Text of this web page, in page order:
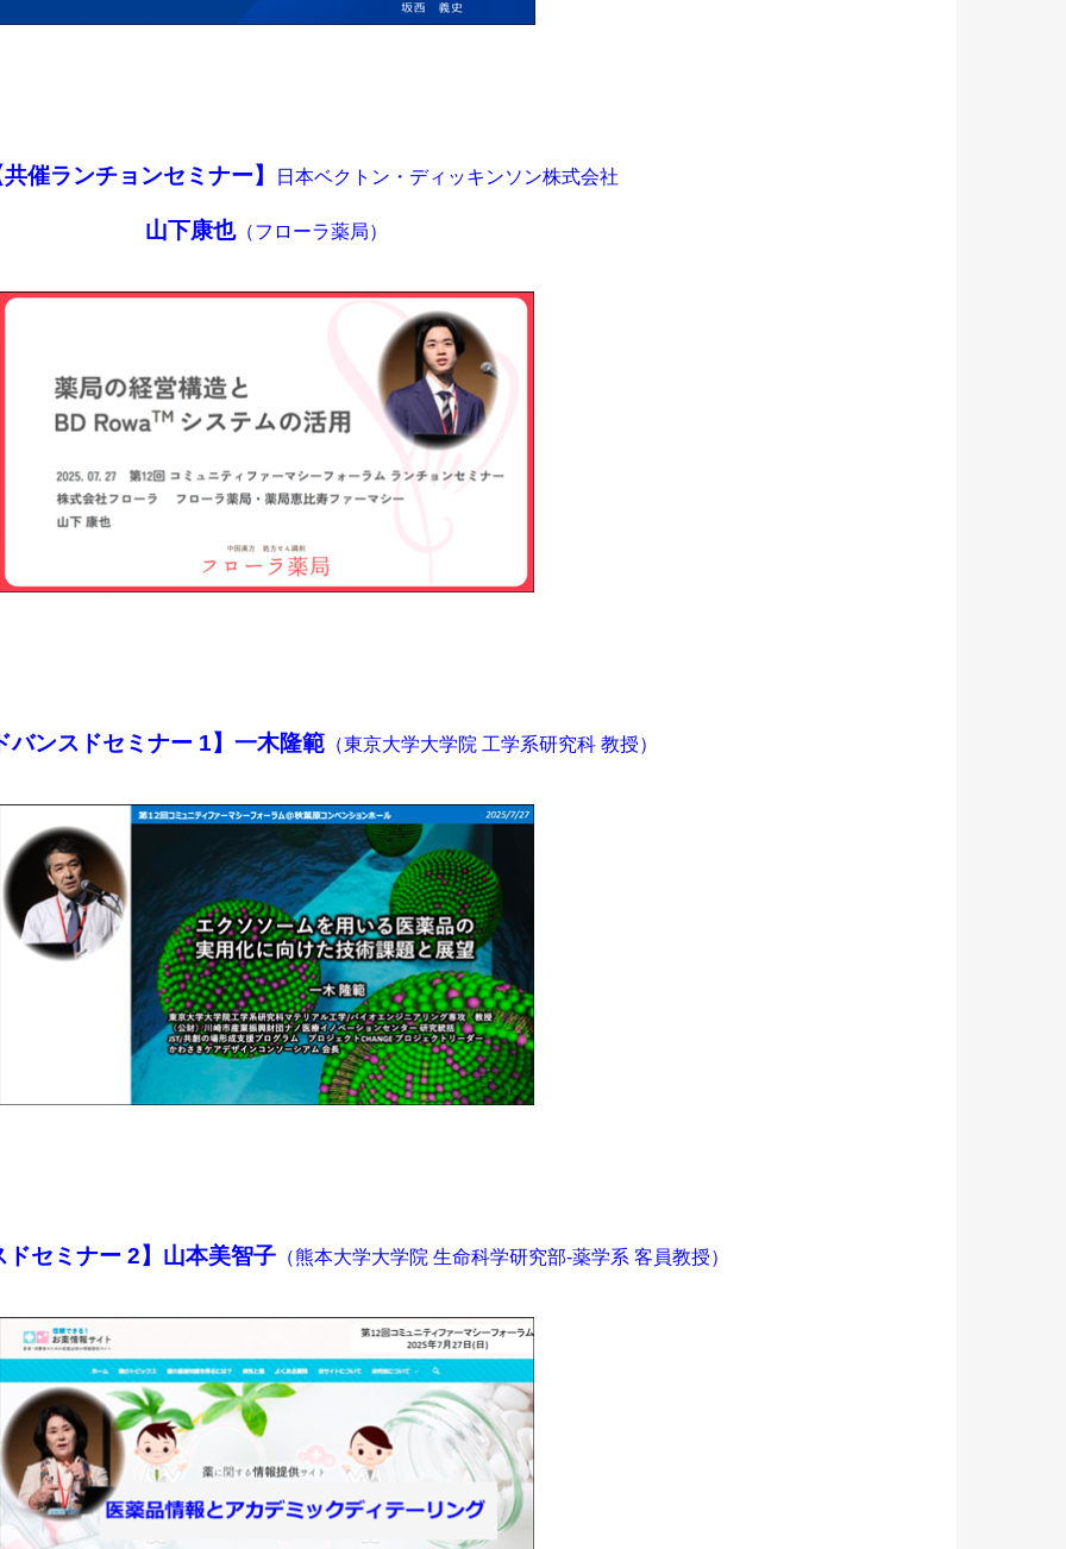
催ランチョンセミナー】 日本ベクトン・ディッキンソン株式会社
山下康也（フローラ薬局）
バンスドセミナー 1】一木隆範（東京大学大学院 工学系研究科 教授）
ドセミナー 2】山本美智子（熊本大学大学院 生命科学研究部-薬学系 客員教授）